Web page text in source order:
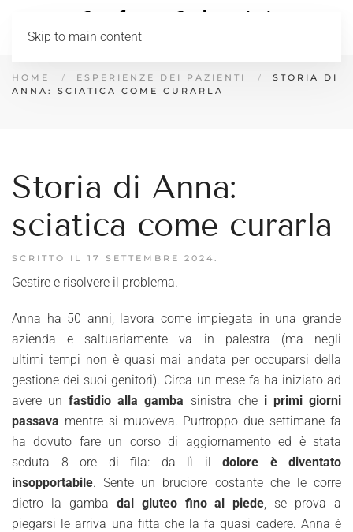
Skip to main content
HOME ESPERIENZE DEI PAZIENTI
STORIA DI
ANNA: SCIATICA COME CURARLA
Storia di Anna:
sciatica come curarla
SCRITTO IL 17 SETTEMBRE 2024 .
Gestire e risolvere il problema.
Anna ha 50 anni, lavora come impiegata in una grande
azienda e saltuariamente va in palestra (ma negli
ultimi tempi non è quasi mai andata per occuparsi della
gestione dei suoi genitori). Circa un mese fa ha iniziato ad
avere un fastidio alla gamba sinistra che i primi giorni
passava mentre si muoveva. Purtroppo due settimane fa
ha dovuto fare un corso di aggiornamento ed è stata
seduta 8 ore di fila: da lì il dolore è diventato
insopportabile. Sente un bruciore costante che le corre
dietro la gamba dal gluteo fino al piede, se prova a
piegarsi le arriva una fitta che la fa quasi cadere. Anna è